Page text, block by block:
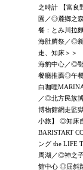
之時計 【富
園／◎麓鄉之
餐：とみ川拉
海肚臍祭／◎
走、知床＞＞
海豹中心／◎
餐廳推薦◎午
白咖哩
／◎北方民族
博物館網走監
小旅】 ◎知床
BARISTART
ング the LIFE
周湖／◎神之
館中心 ◎屈斜